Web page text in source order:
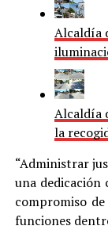
Alcaldía
Alcaldía
la
“Administrar
una dedicación
compromiso
funciones